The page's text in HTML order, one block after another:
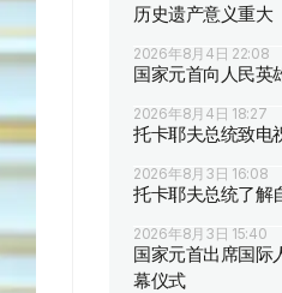
历史遗产意义重大
2026年8月4日 22:08
国家元首向人民英
2026年8月4日 18:27
托卡耶夫总统致电
2026年8月3日 16:08
托卡耶夫总统了解
2026年8月3日 15:40
国家元首出席国际
幕仪式